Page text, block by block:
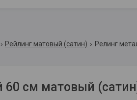
Рейлинг матовый (сатин) Релинг
60 см матовый